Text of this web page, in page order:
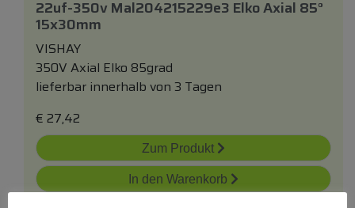
22uf-350v Mal204215229e3 Elko Axial 85°
15x30mm
VISHAY
350V Axial Elko 85grad
lieferbar innerhalb von 3 Tagen
€ 27,42
Zum Produkt
In den Warenkorb